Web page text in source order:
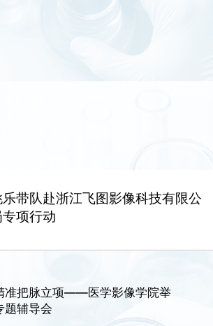
物馆
带队赴浙江飞图影像科技有限公
项行动
准把脉立项——医学影像学院举
题辅导会